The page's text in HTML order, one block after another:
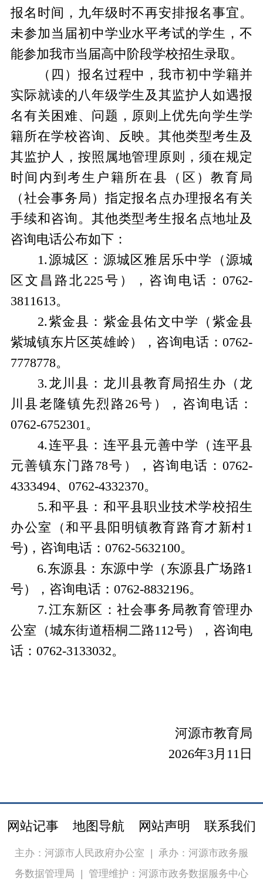
报名时间，九年级时不再安排报名事宜。
未参加当届初中学业水平考试的学生，不
能参加我市当届高中阶段学校招生录取。
（四）报名过程中，我市初中学籍并
实际就读的八年级学生及其监护人如遇报
名有关困难、问题，原则上优先向学生学
籍所在学校咨询、反映。其他类型考生及
其监护人，按照属地管理原则，须在规定
时间内到考生户籍所在县（区）教育局
（社会事务局）指定报名点办理报名有关
手续和咨询。其他类型考生报名点地址及
咨询电话公布如下：
1.源城区：源城区雅居乐中学（源城
区文昌路北225号），咨询电话：0762-
3811613。
2.紫金县：紫金县佑文中学（紫金县
紫城镇东片区英雄岭），咨询电话：0762-
7778778。
3.龙川县：龙川县教育局招生办（龙
川县老隆镇先烈路26号），咨询电话：
0762-6752301。
4.连平县：连平县元善中学（连平县
元善镇东门路78号），咨询电话：0762-
4333494、0762-4332370。
5.和平县：和平县职业技术学校招生
办公室（和平县阳明镇教育路育才新村1
号)，咨询电话：0762-5632100。
6.东源县：东源中学（东源县广场路1
号），咨询电话：0762-8832196。
7.江东新区：社会事务局教育管理办
公室（城东街道梧桐二路112号），咨询电
话：0762-3133032。
河源市教育局
2026年3月11日
网站记事 地图导航 网站声明 联系我们
主办：河源市人民政府办公室 | 承办：河源市政务服
务数据管理局 | 管理维护：河源市政务数据服务中心